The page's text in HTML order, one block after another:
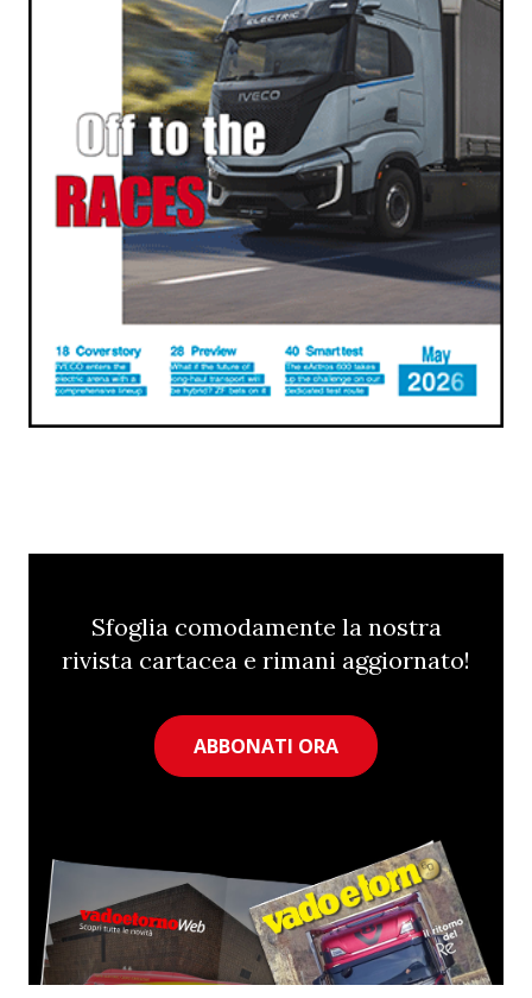
Sfoglia comodamente la nostra
rivista cartacea e rimani aggiornato!
ABBONATI ORA